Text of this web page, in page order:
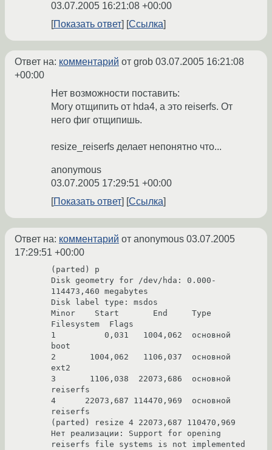
03.07.2005 16:21:08 +00:00
Показать ответ
Ссылка
Ответ на: комментарий от grob 03.07.2005 16:21:08
+00:00
Нет возможности поставить:
Могу отщипить от hda4, а это reiserfs. От
него фиг отщипишь.
resize_reiserfs делает непонятно что...
anonymous
03.07.2005 17:29:51 +00:00
Показать ответ
Ссылка
Ответ на: комментарий от anonymous 03.07.2005
17:29:51 +00:00
(parted) p
Disk geometry for /dev/hda: 0.000-
114473,460 megabytes
Disk label type: msdos
Minor    Start       End     Type
Filesystem  Flags
1          0,031   1004,062  основной
boot
2       1004,062   1106,037  основной
ext2
3       1106,038  22073,686  основной
reiserfs
4      22073,687 114470,969  основной
reiserfs
(parted) resize 4 22073,687 110470,969
Нет реализации: Support for opening
reiserfs file systems is not implemented